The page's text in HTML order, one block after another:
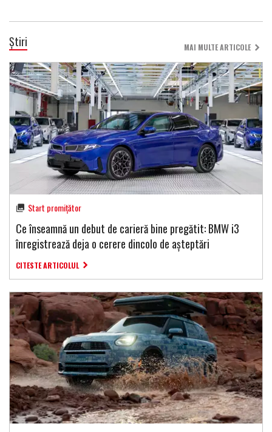
Știri MAI MULTE ARTICOLE
Start promițător
Ce înseamnă un debut de carieră bine pregătit: BMW i3
înregistrează deja o cerere dincolo de așteptări
CITESTE ARTICOLUL